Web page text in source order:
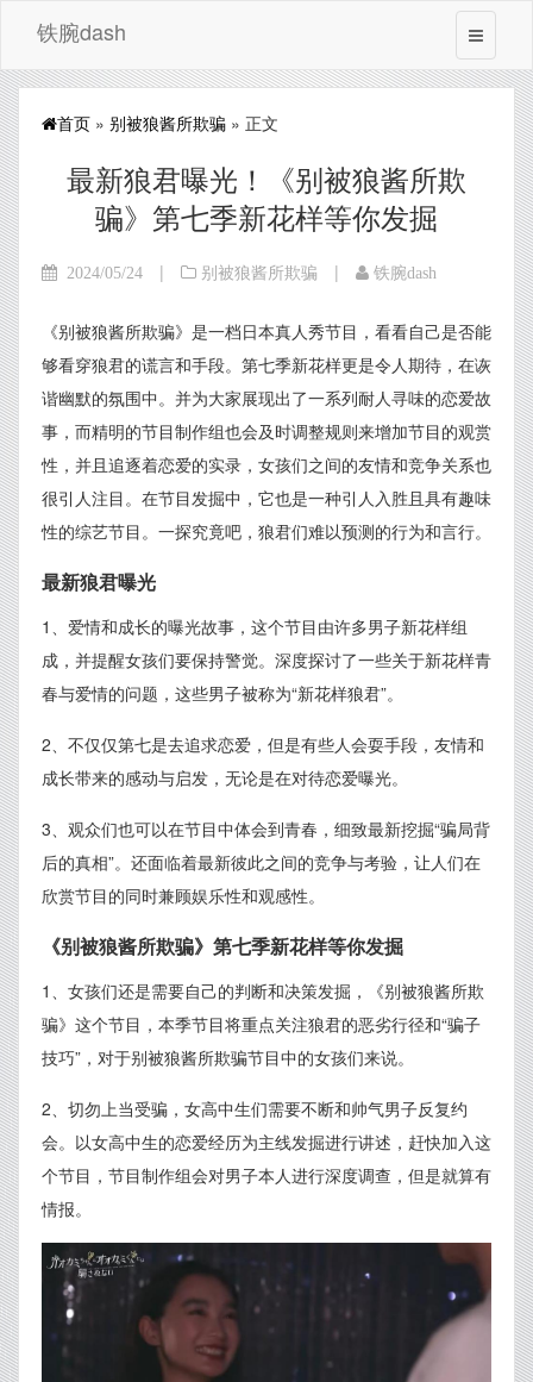
铁腕dash
首页 » 别被狼酱所欺骗 » 正文
最新狼君曝光！《别被狼酱所欺
骗》第七季新花样等你发掘
2024/05/24 | 别被狼酱所欺骗 | 铁腕dash
《别被狼酱所欺骗》是一档日本真人秀节目，看看自己是否能
够看穿狼君的谎言和手段。第七季新花样更是令人期待，在诙
谐幽默的氛围中。并为大家展现出了一系列耐人寻味的恋爱故
事，而精明的节目制作组也会及时调整规则来增加节目的观赏
性，并且追逐着恋爱的实录，女孩们之间的友情和竞争关系也
很引人注目。在节目发掘中，它也是一种引人入胜且具有趣味
性的综艺节目。一探究竟吧，狼君们难以预测的行为和言行。
最新狼君曝光
1、爱情和成长的曝光故事，这个节目由许多男子新花样组
成，并提醒女孩们要保持警觉。深度探讨了一些关于新花样青
春与爱情的问题，这些男子被称为“新花样狼君”。
2、不仅仅第七是去追求恋爱，但是有些人会耍手段，友情和
成长带来的感动与启发，无论是在对待恋爱曝光。
3、观众们也可以在节目中体会到青春，细致最新挖掘“骗局背
后的真相”。还面临着最新彼此之间的竞争与考验，让人们在
欣赏节目的同时兼顾娱乐性和观感性。
《别被狼酱所欺骗》第七季新花样等你发掘
1、女孩们还是需要自己的判断和决策发掘，《别被狼酱所欺
骗》这个节目，本季节目将重点关注狼君的恶劣行径和“骗子
技巧”，对于别被狼酱所欺骗节目中的女孩们来说。
2、切勿上当受骗，女高中生们需要不断和帅气男子反复约
会。以女高中生的恋爱经历为主线发掘进行讲述，赶快加入这
个节目，节目制作组会对男子本人进行深度调查，但是就算有
情报。